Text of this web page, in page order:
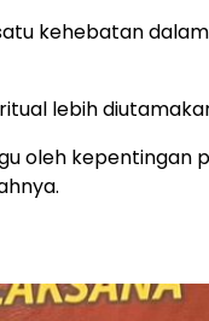
kehebatan
lebih